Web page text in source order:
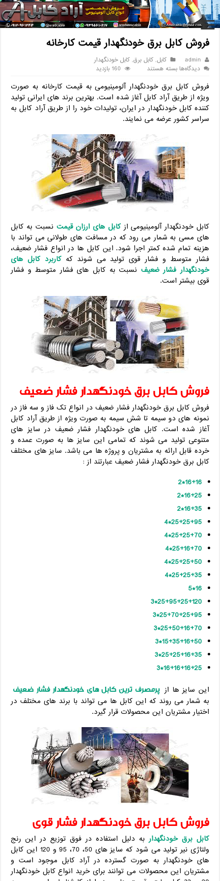
خانه / کابل / فروش کابل برق خودنگهدار قیمت کارخانه
فروش کابل برق خودنگهدار قیمت کارخانه
admin کابل,کابل برق,کابل خودنگهدار
دیدگاه‌هابرای
کابل
برق
خودنگهدار
قیمت
کارخانه
بسته هستند 160 بازدید
فروش کابل برق خودنگهدار آلومینیومی به قیمت کارخانه به صورت
ویژه از طریق آراد کابل آغاز شده است. بهترین برند های ایرانی تولید
کننده کابل خودنگهدار در ایران، تولیدات خود را از طریق آراد کابل به
سراسر کشور عرضه می نمایند.
کابل خودنگهدار آلومینیومی ازکابل های ارزان قیمت نسبت به کابل
های مسی به شمار می رود که در مسافت های طولانی می تواند با
هزینه تمام شده کمتر اجرا شود. این کابل ها در انواع فشار ضعیف،
فشار متوسط و فشار قوی تولید می شوند کهکاربرد کابل های
خودنگهدار فشار ضعیف نسبت به کابل های فشار متوسط و فشار
قوی بیشتر است.
فروش کابل برق خودنگهدار فشار ضعیف
فروش کابل برق خودنگهدار فشار ضعیف در انواع تک فاز و سه فاز در
نمونه های دو سیمه تا شش سیمه به صورت ویژه از طریق آراد کابل
آغاز شده است. کابل های خودنگهدار فشار ضعیف در سایز های
متنوعی تولید می شوند که تمامی این سایز ها به صورت عمده و
خرده قابل ارائه به مشتریان و پروژه ها می باشد. سایز های مختلف
کابل برق خودنگهدار فشار ضعیف عبارتند از :
16+16*2
16+25*2
16+35*2
25+25+95*4
25+25+70*4
25+16+70*4
25+25+50*4
25+25+35*4
16*5
25+95+25+120*3
25+70+25+95*3
25+50+16+70*3
15+35+16+50*3
25+25+16+35*3
16+16+16+25*3
این سایز ها از پرمصرف ترین کابل های خودنگهدار فشار ضعیف
به شمار می روند که این کابل ها می تواند با برند های مختلف در
اختیار مشتریان این محصولات قرار گیرد.
فروش کابل برق خودنگهدار فشار قوی
کابل برق خودنگهدار به دلیل استفاده در فوق توزیع در این رنج
ولتاژی نیر تولید می شود که سایز های 50، 70، 95 و 120 این کابل
های خودنگهدار به صورت گسترده در آراد کابل موجود است و
مشتریان این محصولات می توانند برای خرید انواع کابل خودنگهدار